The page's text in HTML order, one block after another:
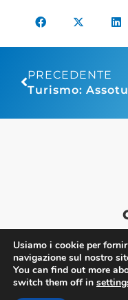
PRECEDENTE
Via
Usiamo i cookie per
navigazione sul nostro
You can find out more
switch them off in